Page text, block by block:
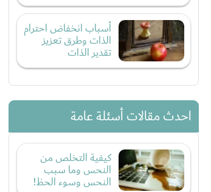
أسباب انخفاض احترام
الذات وطرق تعزيز
تقدير الذات
احدث مقالات أسئلة عامة
كيفية التخلص من
النحس وما سبب
النحس وسوء الحظ!